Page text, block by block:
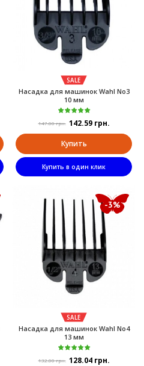
SALE
Насадка для машинок Wahl No3
10 мм
147.00 грн. 142.59 грн.
Купить
Купить в один клик
-3%
SALE
Насадка для машинок Wahl No4
13 мм
132.00 грн. 128.04 грн.